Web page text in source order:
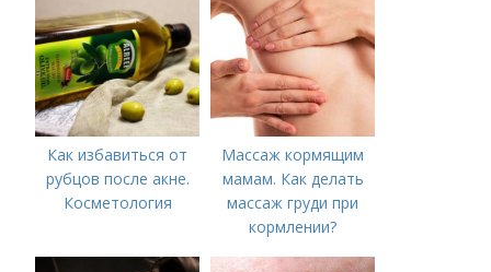
Как избавиться от
рубцов после акне.
Косметология
Массаж кормящим
мамам. Как делать
массаж груди при
кормлении?